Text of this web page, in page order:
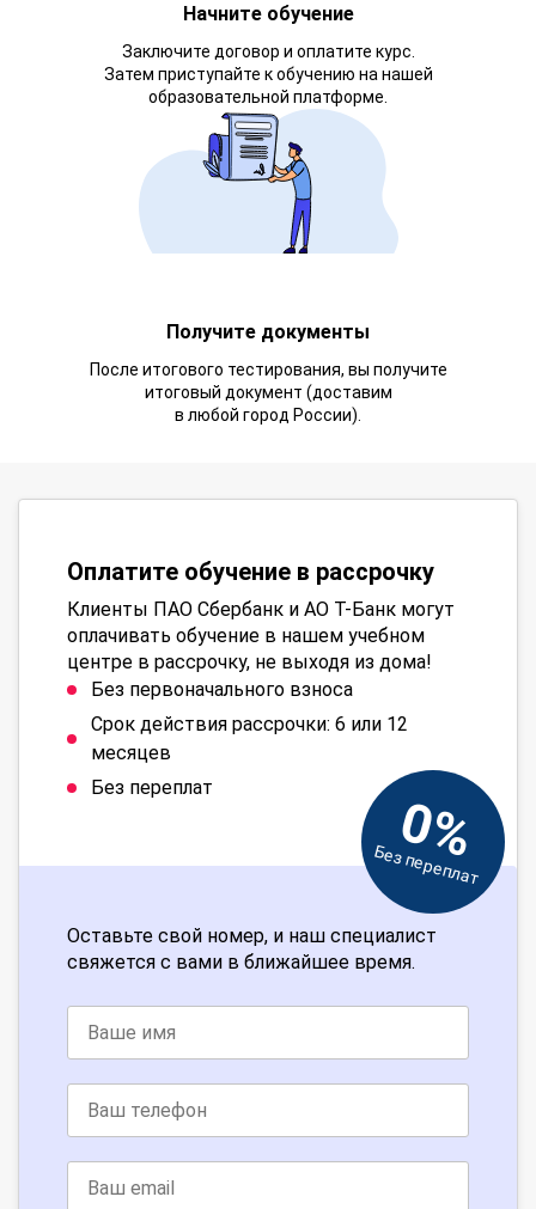
Начните обучение
Заключите договор и оплатите курс.
Затем приступайте к обучению на нашей
образовательной платформе.
Получите документы
После итогового тестирования, вы получите
итоговый документ (доставим
в любой город России).
Оплатите обучение в рассрочку
Клиенты ПАО Сбербанк и АО Т-Банк могут
оплачивать обучение в нашем учебном
центре в рассрочку, не выходя из дома!
Без первоначального взноса
Срок действия рассрочки: 6 или 12
месяцев
Без переплат
0%
Без переплат
Оставьте свой номер, и наш специалист
свяжется с вами в ближайшее время.